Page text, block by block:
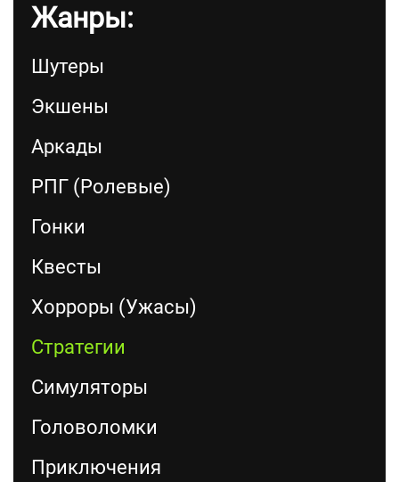
Жанры:
Шутеры
Экшены
Аркады
РПГ (Ролевые)
Гонки
Квесты
Хорроры (Ужасы)
Стратегии
Симуляторы
Головоломки
Приключения